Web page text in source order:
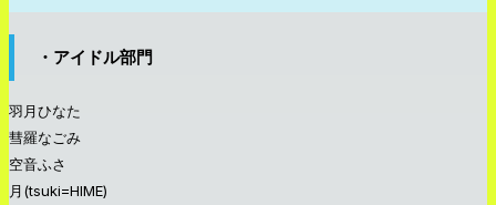
・アイドル部門
羽月ひなた
彗羅なごみ
空音ふさ
月(tsuki=HIME)